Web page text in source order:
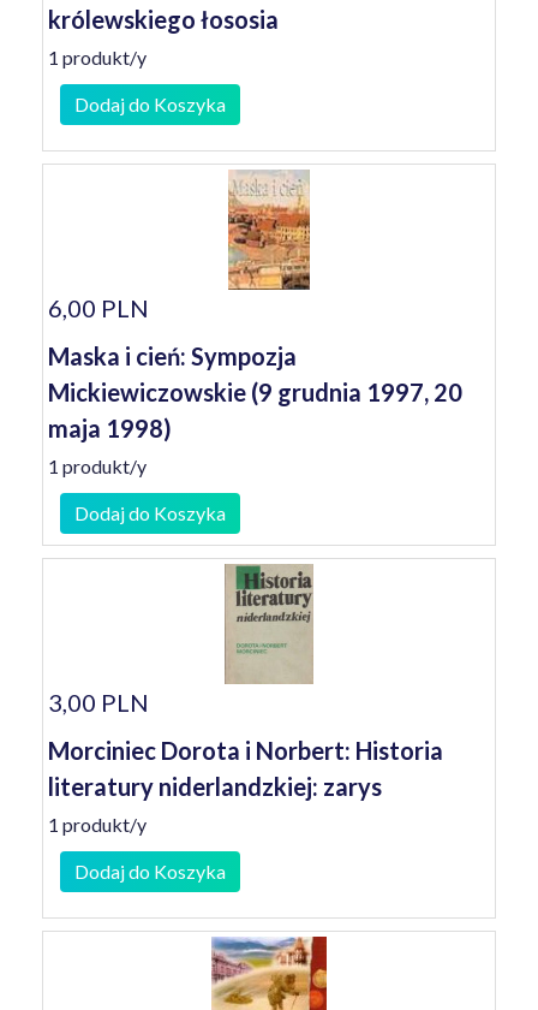
królewskiego łososia
1 produkt/y
Dodaj do Koszyka
6,00 PLN
Maska i cień: Sympozja
Mickiewiczowskie (9 grudnia 1997, 20
maja 1998)
1 produkt/y
Dodaj do Koszyka
3,00 PLN
Morciniec Dorota i Norbert: Historia
literatury niderlandzkiej: zarys
1 produkt/y
Dodaj do Koszyka